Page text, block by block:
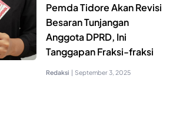
Pemda Tidore Akan Revisi
Besaran Tunjangan
Anggota DPRD, Ini
Tanggapan Fraksi-fraksi
Redaksi | September 3, 2025